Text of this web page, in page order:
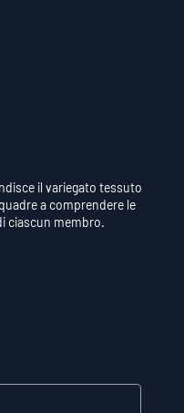
il variegato tessuto
a comprendere le
ciascun membro.